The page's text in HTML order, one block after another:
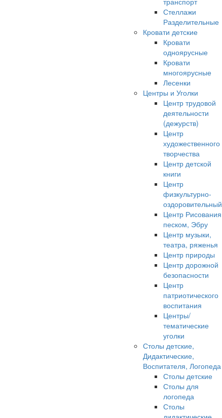
Стеллажи
Разделительные
Кровати детские
Кровати
одноярусные
Кровати
многоярусные
Лесенки
Центры и Уголки
Центр трудовой
деятельности
(дежурств)
Центр
художественного
творчества
Центр детской
книги
Центр
физкультурно-
оздоровительный
Центр Рисования
песком, Эбру
Центр музыки,
театра, ряженья
Центр природы
Центр дорожной
безопасности
Центр
патриотического
воспитания
Центры/
тематические
уголки
Столы детские,
Дидактические,
Воспитателя, Логопеда
Столы детские
Столы для
логопеда
Столы